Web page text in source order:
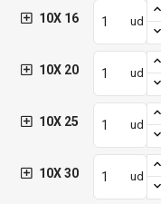
10X 16 ud
10X 20 ud
10X 25 ud
10X 30 ud